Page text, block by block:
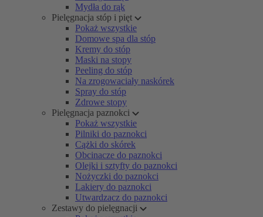
Mydła do rąk
Pielęgnacja stóp i pięt
Pokaż wszystkie
Domowe spa dla stóp
Kremy do stóp
Maski na stopy
Peeling do stóp
Na zrogowaciały naskórek
Spray do stóp
Zdrowe stopy
Pielęgnacja paznokci
Pokaż wszystkie
Pilniki do paznokci
Cążki do skórek
Obcinacze do paznokci
Olejki i sztyfty do paznokci
Nożyczki do paznokci
Lakiery do paznokci
Utwardzacz do paznokci
Zestawy do pielęgnacji